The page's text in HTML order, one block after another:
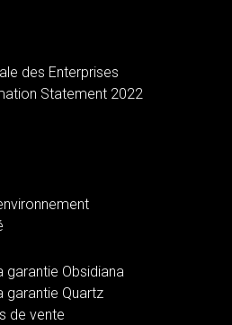
des Enterprises
Statement 2022
garantie Obsidiana
garantie Quartz
de vente